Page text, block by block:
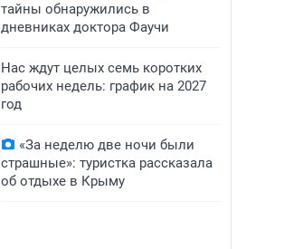
тайны обнаружились в
дневниках доктора Фаучи
Нас ждут целых семь коротких
рабочих недель: график на 2027
год
«За неделю две ночи были
страшные»: туристка рассказала
об отдыхе в Крыму